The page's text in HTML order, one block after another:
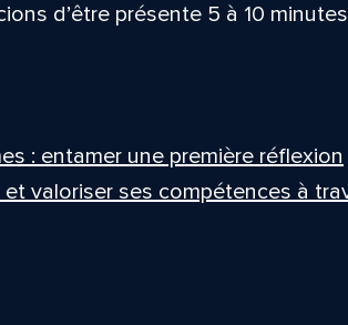
d’être présente 5 à 10 minutes
: entamer une première réflexion
et valoriser ses compétences à